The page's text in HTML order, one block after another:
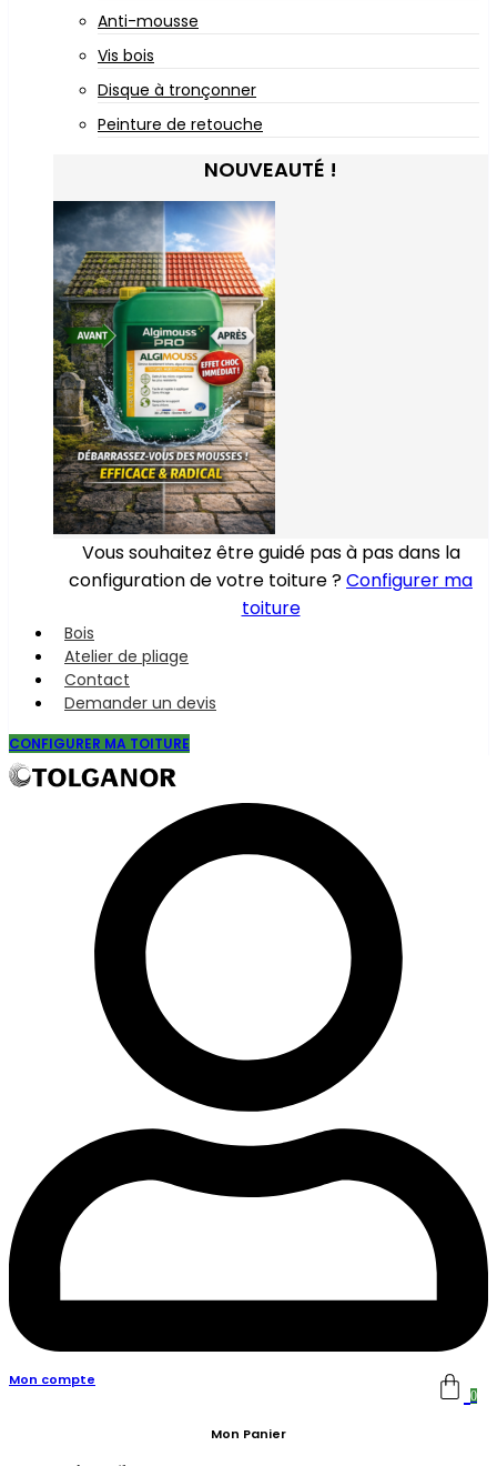
Anti-mousse
Vis bois
Disque à tronçonner
Peinture de retouche
NOUVEAUTÉ !
Vous souhaitez être guidé pas à pas dans la
configuration de votre toiture ?Configurer ma
toiture
Bois
Atelier de pliage
Contact
Demander un devis
CONFIGURER MA TOITURE
Mon compte
0
Mon Panier